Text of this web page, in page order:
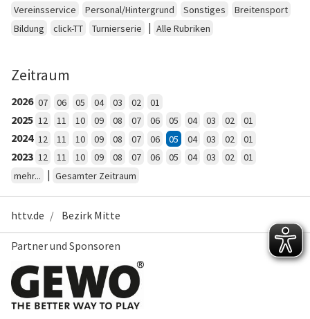
Vereinsservice
Personal/Hintergrund Sonstiges
Breitensport
Bildung
click-TT Turnierserie | Alle Rubriken
Zeitraum
2026 07 06 05 04 03 02 01
2025 12 11 10 09 08 07 06 05 04 03 02 01
2024 12 11 10 09 08 07 06 05 04 03 02 01
2023 12 11 10 09 08 07 06 05 04 03 02
01
mehr...
| Gesamter Zeitraum
httv.de Bezirk Mitte
Partner und Sponsoren